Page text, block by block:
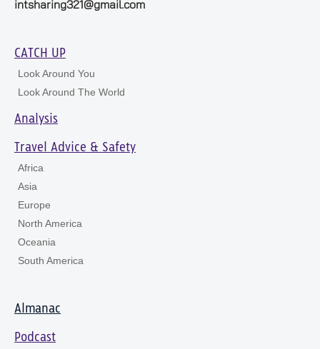
intsharing321@gmail.com
CATCH UP
Look Around You
Look Around The World
Analysis
Travel Advice & Safety
Africa
Asia
Europe
North America
Oceania
South America
Almanac
Podcast